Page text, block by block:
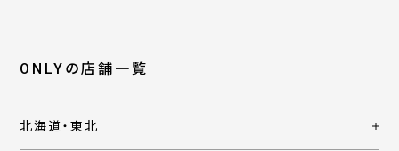
ONLYの店舗一覧
北海道・東北